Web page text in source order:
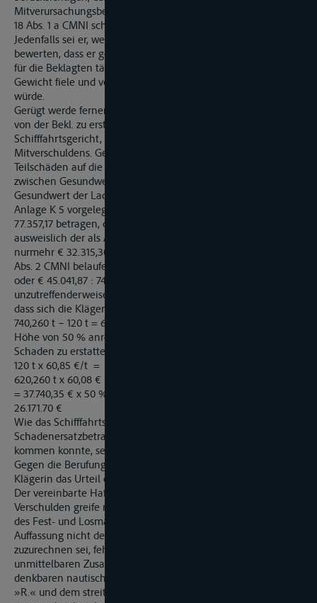
Mitverursachungsbeitrag des Zeugen O. im Rahmen des Art.
18 Abs. 1 a CMNI schon nicht angelastet werden könne.
Jedenfalls sei er, wenn er denn vorläge, als so geringfügig zu
bewerten, dass er gegenüber dem Verursachungsbeitrag des
für die Beklagten tätigen Sachverständigen S. nicht ins
Gewicht fiele und vollständig hinter diesem zurückstehen
würde.
Gerügt werde ferner die Art und Weise der Berechnung des
von der Bekl. zu erstattenden Schadens durch das
Schifffahrtsgericht, und zwar unabhängig von der Frage des
Mitverschuldens. Gemäß Art. 19 Abs. 2 CMNI sei bei
Teilschäden auf die Wertminderung, d. h. die Differenz
zwischen Gesundwert und Schadwert abzustellen. Der
Gesundwert der Ladung habe vorliegend ausweislich der als
Anlage K 5 vorgelegten Rechnung der Fa. X. vom 20.3.2009 €
77.357,17 betragen, der Erlös für die Schadware dagegen
ausweislich der als Anlage K 4 vorgelegten Abrechnung G.
nurmehr € 32.315,30. Die Wertminderung im Sinne von Art. 19
Abs. 2 CMNI belaufe sich damit auf insgesamt € 45.041,87
oder € 45.041,87 : 740,260 t = 60,85 € /t. Ginge man nun –
unzutreffenderweise – mit dem Schifffahrtsgericht davon aus,
dass sich die Klägerin hinsichtlich eines Ladungsanteils von
740,260 t – 120 t = 620,260 t einen Mitverursachungsbeitrag in
Höhe von 50 % anrechnen lassen müsste, wäre folgender
Schaden zu erstatten:
120 t x 60,85 €/t = 7.301,52 €
620,260 t x 60,08 € /t
= 37.740,35 € x 50 % = 18.870,18 €
26.171.70 €
Wie das Schifffahrtsgericht demgegenüber auf einen
Schadenersatzbetrag in Höhe von lediglich € 12.633,28
kommen konnte, sei nicht nachvollziehbar.
Gegen die Berufungsangriffe der Beklagten verteidigt die
Klägerin das Urteil des Schifffahrtsgerichts und führt u.a. aus:
Der vereinbarte Haftungsausschluss für nautisches
Verschulden greife nicht. Unabhängig davon, dass der Bereich
des Fest- und Losmachens eines Schiffes nach allgemeiner
Auffassung nicht dem maßgeblichen Bereich der »Nautik«
zuzurechnen sei, fehle es vorliegend an dem notwendigen
unmittelbaren Zusammenhang zwischen einem allenfalls
denkbaren nautischen Verschulden der Besatzung des GMS
»R.« und dem streitgegenständlichen Ladungsschaden – und